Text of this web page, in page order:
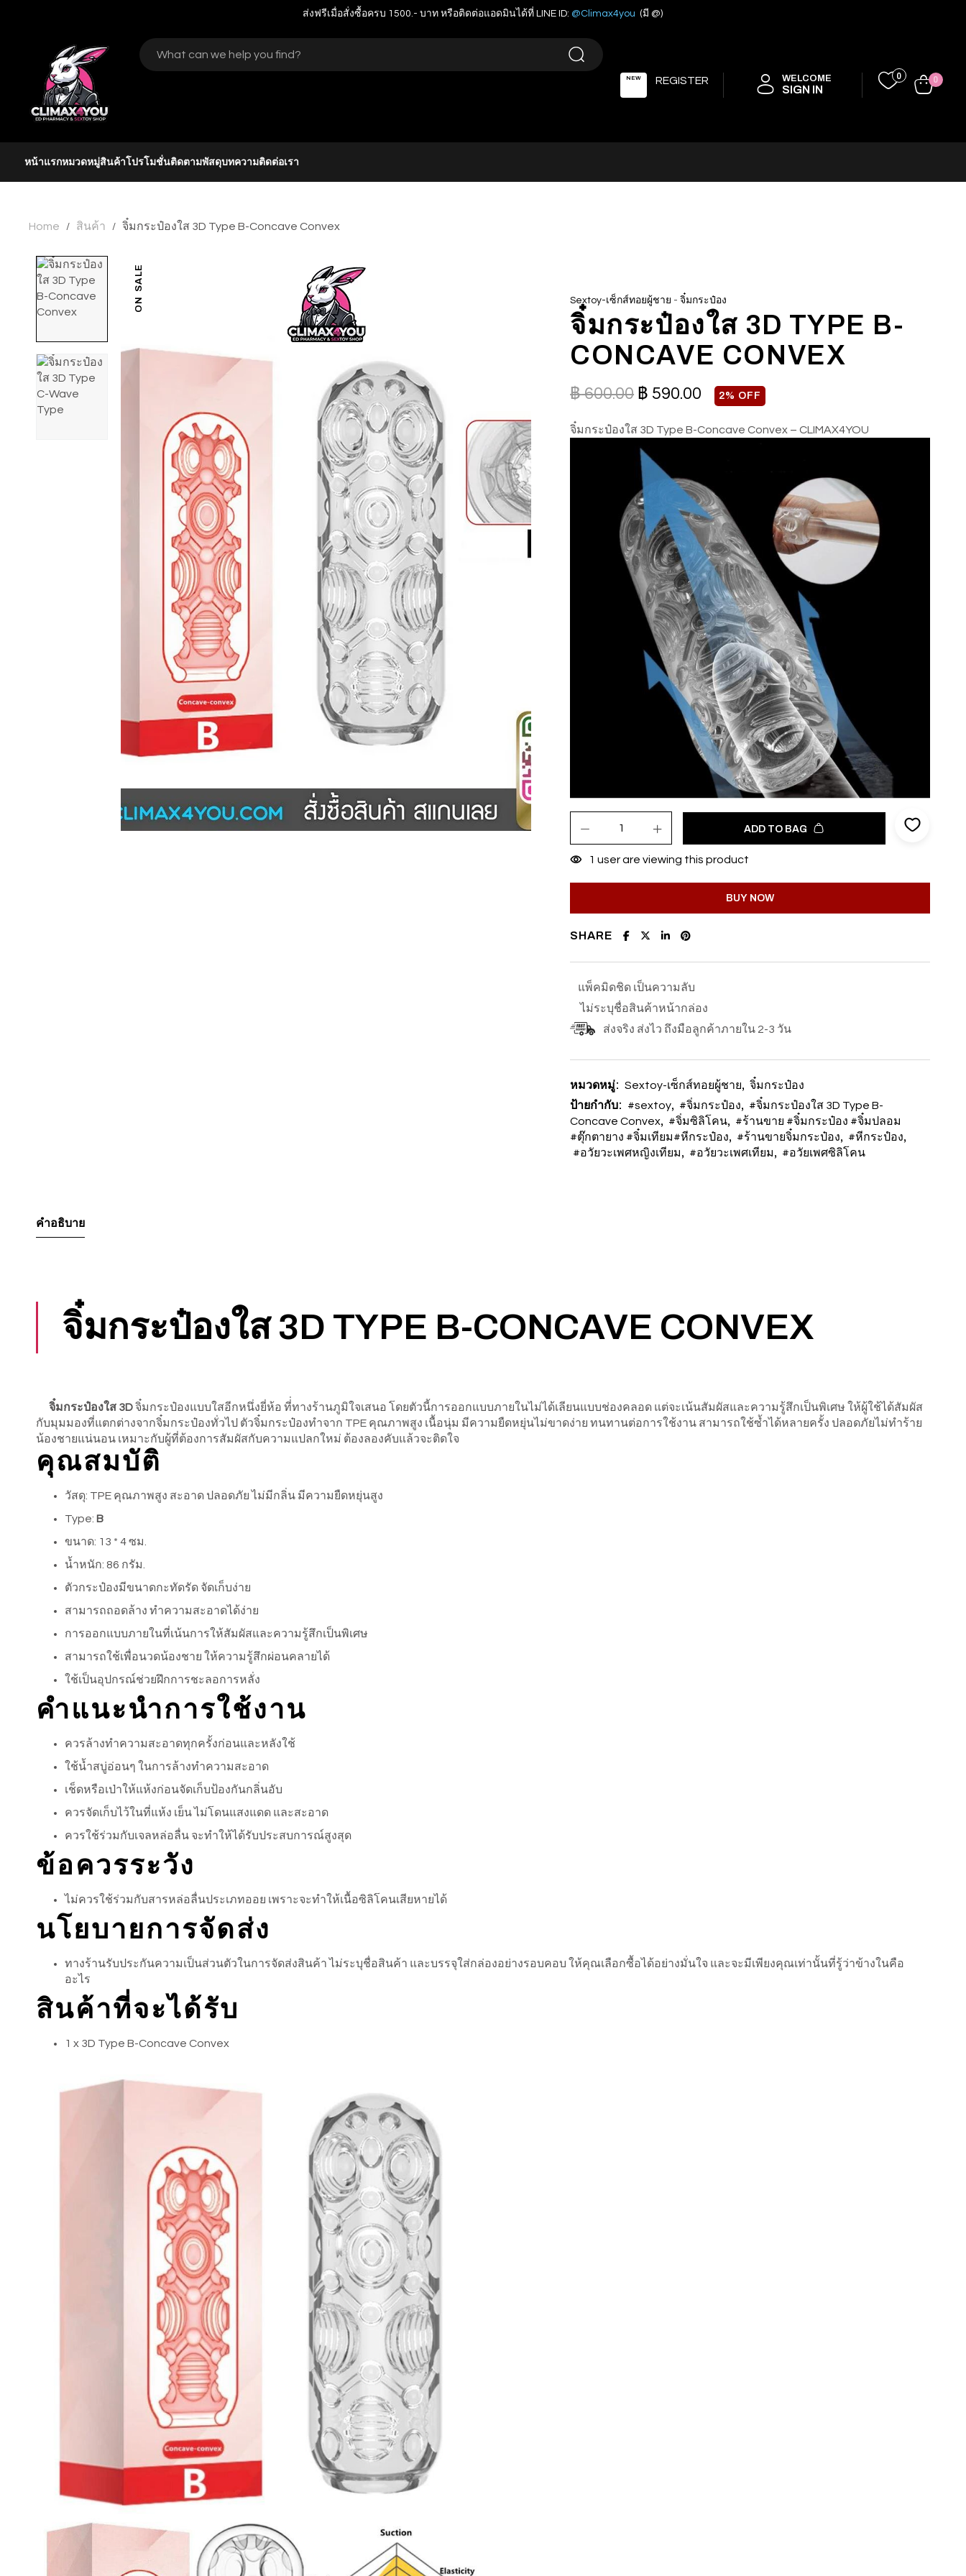
ส่งฟรีเมื่อสั่งซื้อครบ 1500.- บาท หรือติดต่อแอดมินได้ที่ LINE ID: @Climax4you (มี @)
NEW REGISTER WELCOME
SIGN IN
0 0
หน้าแรกหมวดหมู่สินค้า โปรโมชั่นติดตามพัสดุบทความติดต่อเรา
Home / สินค้า / จิ๋มกระป๋องใส 3D Type B-Concave Convex
ON SALE Sextoy-เซ็กส์ทอยผู้ชาย -จิ๋มกระป๋อง
จิ๋มกระป๋องใส 3D TYPE B-
CONCAVE CONVEX
฿600.00 ฿ 590.00 2% OFF
จิ๋มกระป๋องใส 3D Type B-Concave Convex – CLIMAX4YOU
ADD TO BAG
1 user are viewing this product
BUY NOW
SHARE
แพ็คมิดชิด เป็นความลับ
ไม่ระบุชื่อสินค้าหน้ากล่อง
ส่งจริง ส่งไว ถึงมือลูกค้าภายใน 2-3 วัน
หมวดหมู่: Sextoy-เซ็กส์ทอยผู้ชาย, จิ๋มกระป๋อง
ป้ายกำกับ: #sextoy, #จิํมกระปํอง, #จิ๋มกระป๋องใส 3D Type B-
Concave Convex, #จิํมซิลิโคน, #ร้านขาย #จิ๋มกระป๋อง #จิ๋มปลอม
#ตุ๊กตายาง #จิ๋มเทียม#หีกระป๋อง, #ร้านขายจิ๋มกระป๋อง, #หีกระปํอง,
#อวัยวะเพศหญิงเทียม, #อวัยวะเพศเทียม, #อวัยเพศซิลิโคน
คำอธิบาย
จิ๋มกระป๋องใส 3D TYPE B-CONCAVE CONVEX
จิ๋มกระป๋องใส 3Dจิ๋มกระป๋องแบบใสอีกหนึ่งยี่ห้อ ที่่ทางร้านภูมิใจเสนอ โดยตัวนี้การออกแบบภายในไม่ได้เลียนแบบช่องคลอด แต่จะเน้นสัมผัสและความรู้สึกเป็นพิเศษ ให้ผู้ใช้ได้สัมผัส
กับมุมมองที่แตกต่างจากจิ๋มกระป๋องทั่วไป ตัวจิ๋มกระป๋องทำจาก TPE คุณภาพสูง เนื้อนุ่ม มีความยืดหยุ่นไม่ขาดง่าย ทนทานต่อการใช้งาน สามารถใช้ซ้ำได้หลายครั้ง ปลอดภัยไม่ทำร้าย
น้องชายแน่นอน เหมาะกับผู้ที่ต้องการสัมผัสกับความแปลกใหม่ ต้องลองคับแล้วจะติดใจ
คุณสมบัติ
วัสดุ: TPE คุณภาพสูง สะอาด ปลอดภัย ไม่มีกลิ่น มีความยืดหยุ่นสูง
Type: B
ขนาด: 13 * 4 ซม.
น้ำหนัก: 86 กรัม.
ตัวกระป๋องมีขนาดกะทัดรัด จัดเก็บง่าย
สามารถถอดล้าง ทำความสะอาดได้ง่าย
การออกแบบภายในที่เน้นการให้สัมผัสและความรู้สึกเป็นพิเศษ
สามารถใช้เพื่อนวดน้องชาย ให้ความรู้สึกผ่อนคลายได้
ใช้เป็นอุปกรณ์ช่วยฝึกการชะลอการหลั่ง
คำแนะนำการใช้งาน
ควรล้างทำความสะอาดทุกครั้งก่อนและหลังใช้
ใช้น้ำสบู่อ่อนๆ ในการล้างทำความสะอาด
เช็ดหรือเป่าให้แห้งก่อนจัดเก็บป้องกันกลิ่นอับ
ควรจัดเก็บไว้ในที่แห้ง เย็น ไม่โดนแสงแดด และสะอาด
ควรใช้ร่วมกับเจลหล่อลื่น จะทำให้ได้รับประสบการณ์สูงสุด
ข้อควรระวัง
ไม่ควรใช้ร่วมกับสารหล่อลื่นประเภทออย เพราะจะทำให้เนื้อซิลิโคนเสียหายได้
นโยบายการจัดส่ง
ทางร้านรับประกันความเป็นส่วนตัวในการจัดส่งสินค้า ไม่ระบุชื่อสินค้า และบรรจุใส่กล่องอย่างรอบคอบ ให้คุณเลือกซื้อได้อย่างมั่นใจ และจะมีเพียงคุณเท่านั้นที่รู้ว่าข้างในคือ
อะไร
สินค้าที่จะได้รับ
1 x 3D Type B-Concave Convex